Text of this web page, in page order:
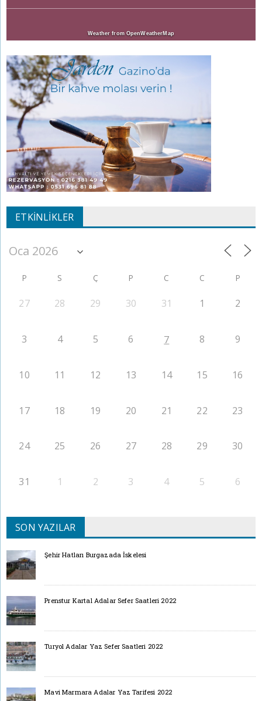
Weather from OpenWeatherMap
ETKINLIKLER
P S Ç P C C P
27 28 29 30 31 1 2
3 4 5 6 7 8 9
10 11 12 13 14 15 16
17 18 19 20 21 22 23
24 25 26 27 28 29 30
31 1 2 3 4 5 6
SON YAZILAR
Şehir Hatları Burgazada İskelesi
Prenstur Kartal Adalar Sefer Saatleri 2022
Turyol Adalar Yaz Sefer Saatleri 2022
Mavi Marmara Adalar Yaz Tarifesi 2022